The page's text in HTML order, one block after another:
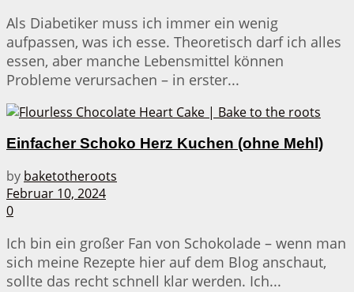
Als Diabetiker muss ich immer ein wenig
aufpassen, was ich esse. Theoretisch darf ich alles
essen, aber manche Lebensmittel können
Probleme verursachen – in erster...
Einfacher Schoko Herz Kuchen (ohne Mehl)
by baketotheroots
Februar 10, 2024
0
Ich bin ein großer Fan von Schokolade – wenn man
sich meine Rezepte hier auf dem Blog anschaut,
sollte das recht schnell klar werden. Ich...